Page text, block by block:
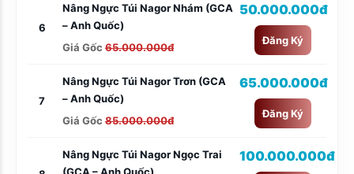
6
Nâng Ngực Túi Nagor Nhám (GCA
– Anh Quốc)
Giá Gốc 65.000.000đ
50.000.000đ
Đăng Ký
7
Nâng Ngực Túi Nagor Trơn (GCA
– Anh Quốc)
Giá Gốc 85.000.000đ
65.000.000đ
Đăng Ký
Nâng Ngực Túi Nagor Ngọc Trai
100.000.000đ